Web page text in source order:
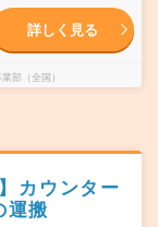
詳しく見る
部（全国）
カウンター
運搬